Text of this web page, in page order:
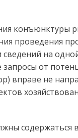
конъюнктуры
проведения
на
запросы от
вправе не
содержаться